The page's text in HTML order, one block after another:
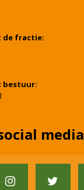
de fractie:
bestuur:
media